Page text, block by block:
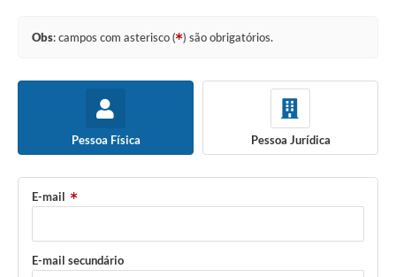
Obs: campos com asterisco ( ) são obrigatórios.
Pessoa Física Pessoa Jurídica
E-mail
E-mail secundário